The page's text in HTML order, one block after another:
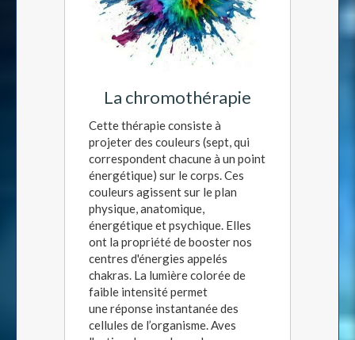
La chromothérapie
Cette thérapie consiste à
projeter des couleurs (sept, qui
correspondent chacune à un point
énergétique) sur le corps. Ces
couleurs agissent sur le plan
physique, anatomique,
énergétique et psychique. Elles
ont la propriété de booster nos
centres d'énergies appelés
chakras. La lumière colorée de
faible intensité permet
une réponse instantanée des
cellules de l’organisme. Aves